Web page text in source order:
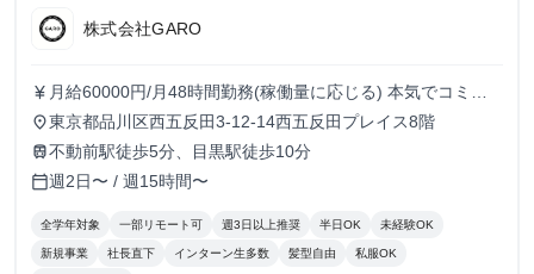
株式会社GARO
currency_yen 月給60000円/月48時間勤務(稼働量に応じる) 本気でコミッ
トすれば、学生でも圧倒的な実績と報酬を得られる環境で
す！
place東京都品川区西五反田3-12-14西五反田プレイス8階
train不動前駅徒歩5分、目黒駅徒歩10分
calendar_today週2日〜 / 週15時間〜
全学年対象 一部リモート可 週3日以上推奨 半日OK 未経験OK
新規事業 社長直下 インターン生多数 髪型自由 私服OK